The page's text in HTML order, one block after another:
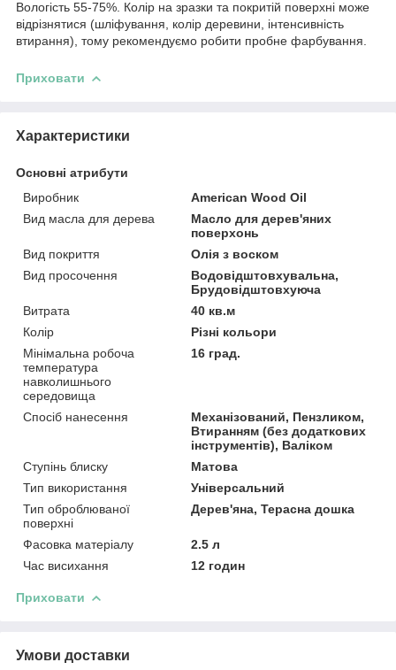
Вологість 55-75%. Колір на зразки та покритій поверхні може
відрізнятися (шліфування, колір деревини, інтенсивність
втирання), тому рекомендуємо робити пробне фарбування.
Приховати
Характеристики
Основні атрибути
Виробник
American Wood Oil
Вид масла для дерева
Масло для дерев'яних
поверхонь
Вид покриття
Олія з воском
Вид просочення
Водовідштовхувальна,
Брудовідштовхуюча
Витрата
40 кв.м
Колір
Різні кольори
Мінімальна робоча
температура
навколишнього
середовища
16 град.
Спосіб нанесення
Механізований, Пензликом,
Втиранням (без додаткових
інструментів), Валіком
Ступінь блиску
Матова
Тип використання
Універсальний
Тип оброблюваної
поверхні
Дерев'яна, Терасна дошка
Фасовка матеріалу
2.5 л
Час висихання
12 годин
Приховати
Умови доставки